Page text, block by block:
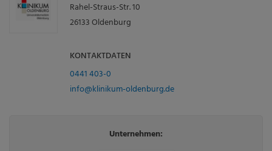
Rahel-Straus-Str. 10
26133Oldenburg
KONTAKTDATEN
0441 403-0
info@klinikum-oldenburg.de
Unternehmen: